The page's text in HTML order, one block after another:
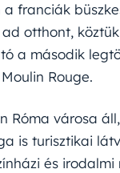
franciák
otthont,
a második
Rouge.
Róma városa
is turisztikai
és